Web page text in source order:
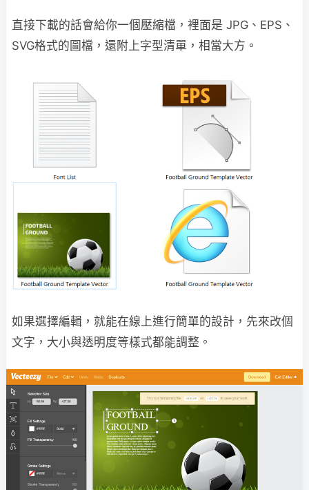
直接下載的話會給你一個壓縮檔，裡面是 JPG、EPS、
SVG格式的圖檔，還附上字型清單，相當大方。
如果選擇編輯，就能在線上進行簡單的設計，先來改個
文字，大小與透明度等樣式都能調整。